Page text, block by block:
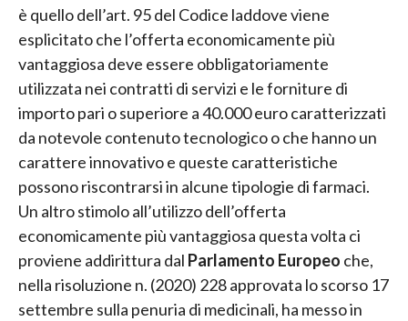
è quello dell’art. 95 del Codice laddove viene
esplicitato che l’offerta economicamente più
vantaggiosa deve essere obbligatoriamente
utilizzata nei contratti di servizi e le forniture di
importo pari o superiore a 40.000 euro caratterizzati
da notevole contenuto tecnologico o che hanno un
carattere innovativo e queste caratteristiche
possono riscontrarsi in alcune tipologie di farmaci.
Un altro stimolo all’utilizzo dell’offerta
economicamente più vantaggiosa questa volta ci
proviene addirittura dal Parlamento Europeo che,
nella risoluzione n. (2020) 228 approvata lo scorso 17
settembre sulla penuria di medicinali, ha messo in